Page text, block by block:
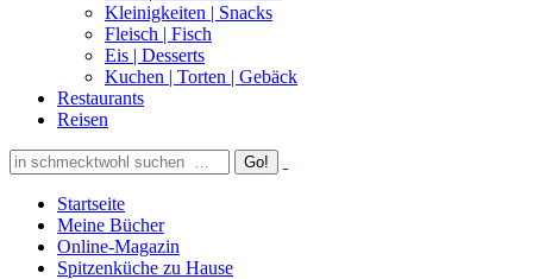
Kleinigkeiten | Snacks
Fleisch | Fisch
Eis | Desserts
Kuchen | Torten | Gebäck
Restaurants
Reisen
Startseite
Meine Bücher
Online-Magazin
Spitzenküche zu Hause